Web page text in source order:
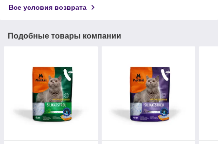
Все условия возврата
Подобные товары компании